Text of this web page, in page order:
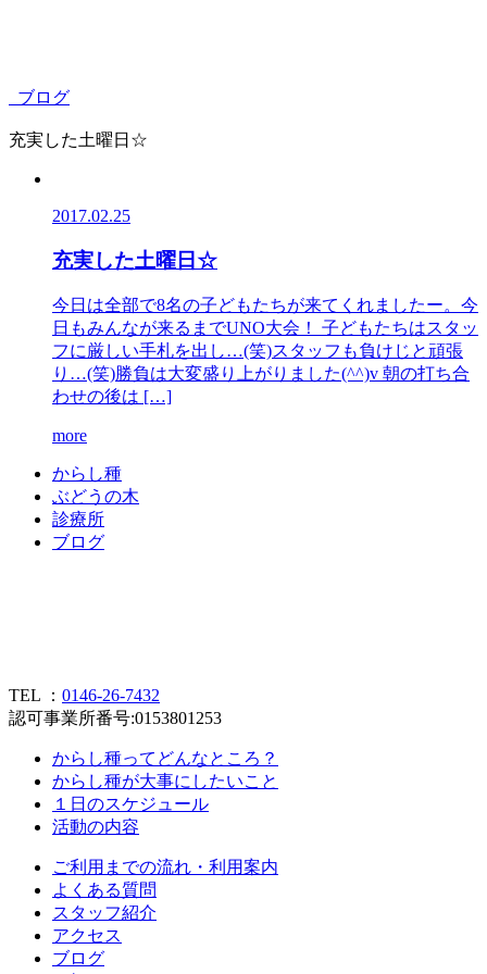
ブログ
充実した土曜日☆
2017.02.25
充実した土曜日☆
今日は全部で8名の子どもたちが来てくれましたー。今
日もみんなが来るまでUNO大会！ 子どもたちはスタッ
フに厳しい手札を出し…(笑)スタッフも負けじと頑張
り…(笑)勝負は大変盛り上がりました(^^)v 朝の打ち合
わせの後は […]
more
から し種
ぶどう の木
診療所
ブロ グ
TEL ： 0146-26-7432
認可事業所番号:0153801253
からし種ってどんなところ？
からし種が大事にしたいこと
１日のスケジュール
活動の内容
ご利用までの流れ・利用案内
よくある質問
スタッフ紹介
アクセス
ブログ